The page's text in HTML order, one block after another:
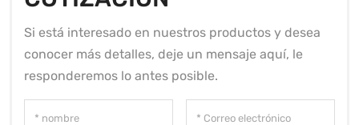
Si está interesado en nuestros productos y desea
conocer más detalles, deje un mensaje aquí, le
responderemos lo antes posible.